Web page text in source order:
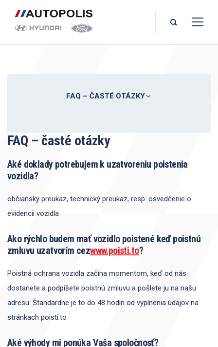
FAQ – ČASTÉ OTÁZKY
FAQ – časté otázky
Aké doklady potrebujem k uzatvoreniu poistenia
vozidla?
občiansky preukaz, technický preukaz, resp. osvedčenie o
evidencii vozidla
Ako rýchlo budem mať vozidlo poistené keď poistnú
zmluvu uzatvorím cezwww.poisti.to?
Poistná ochrana vozidla začína momentom, keď od nás
dostanete a podpíšete poistnú zmluvu a pošlete ju na našu
adresu. Štandardne je to do 48 hodín od vyplnenia údajov na
stránkach poisti.to
Aké výhody mi ponúka Vaša spoločnosť?